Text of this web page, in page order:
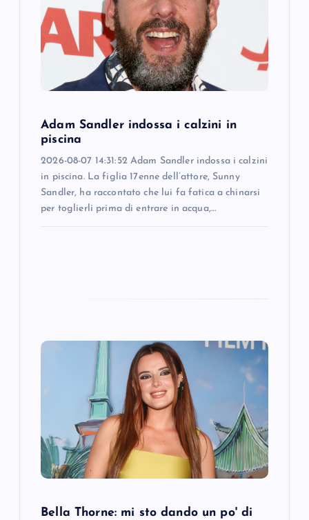
Adam Sandler indossa i calzini in
piscina
2026-08-07 14:31:52 Adam Sandler indossa i calzini
in piscina. La figlia 17enne dell’attore, Sunny
Sandler, ha raccontato che lui fa fatica a chinarsi
per toglierli prima di entrare in acqua,…
Bella Thorne: mi sto dando un po' di